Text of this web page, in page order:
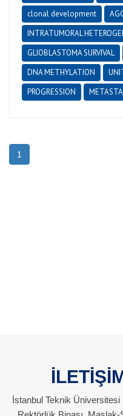
clonal development
INTRATUMORAL
GLIOBLASTOMA SURVIVAL
DNA METHYLATION
PROGRESSION
1
İstanbul Teknik